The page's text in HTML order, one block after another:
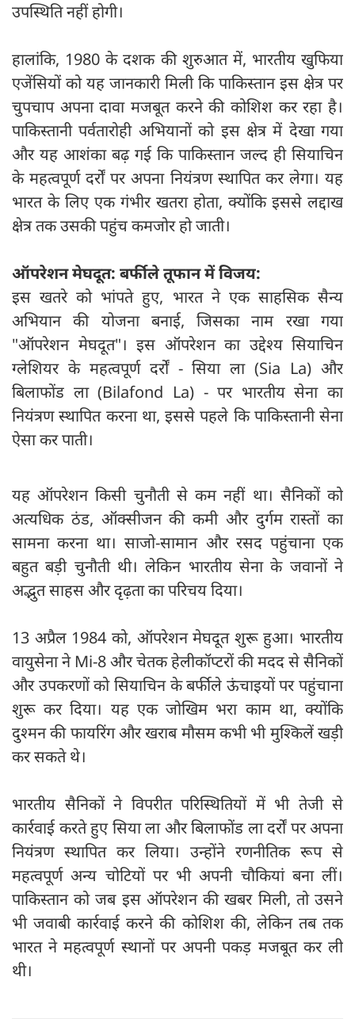
उपस्थिति नहीं होगी।
हालांकि, 1980 के दशक की शुरुआत में, भारतीय खुफिया
एजेंसियों को यह जानकारी मिली कि पाकिस्तान इस क्षेत्र पर
चुपचाप अपना दावा मजबूत करने की कोशिश कर रहा है।
पाकिस्तानी पर्वतारोही अभियानों को इस क्षेत्र में देखा गया
और यह आशंका बढ़ गई कि पाकिस्तान जल्द ही सियाचिन
के महत्वपूर्ण दर्रों पर अपना नियंत्रण स्थापित कर लेगा। यह
भारत के लिए एक गंभीर खतरा होता, क्योंकि इससे लद्दाख
क्षेत्र तक उसकी पहुंच कमजोर हो जाती।
ऑपरेशन मेघदूत: बर्फीले तूफान में विजय:
इस खतरे को भांपते हुए, भारत ने एक साहसिक सैन्य
अभियान की योजना बनाई, जिसका नाम रखा गया
"ऑपरेशन मेघदूत"। इस ऑपरेशन का उद्देश्य सियाचिन
ग्लेशियर के महत्वपूर्ण दर्रों - सिया ला (Sia La) और
बिलाफोंड ला (Bilafond La) - पर भारतीय सेना का
नियंत्रण स्थापित करना था, इससे पहले कि पाकिस्तानी सेना
ऐसा कर पाती।
यह ऑपरेशन किसी चुनौती से कम नहीं था। सैनिकों को
अत्यधिक ठंड, ऑक्सीजन की कमी और दुर्गम रास्तों का
सामना करना था। साजो-सामान और रसद पहुंचाना एक
बहुत बड़ी चुनौती थी। लेकिन भारतीय सेना के जवानों ने
अद्भुत साहस और दृढ़ता का परिचय दिया।
13 अप्रैल 1984 को, ऑपरेशन मेघदूत शुरू हुआ। भारतीय
वायुसेना ने Mi-8 और चेतक हेलीकॉप्टरों की मदद से सैनिकों
और उपकरणों को सियाचिन के बर्फीले ऊंचाइयों पर पहुंचाना
शुरू कर दिया। यह एक जोखिम भरा काम था, क्योंकि
दुश्मन की फायरिंग और खराब मौसम कभी भी मुश्किलें खड़ी
कर सकते थे।
भारतीय सैनिकों ने विपरीत परिस्थितियों में भी तेजी से
कार्रवाई करते हुए सिया ला और बिलाफोंड ला दर्रों पर अपना
नियंत्रण स्थापित कर लिया। उन्होंने रणनीतिक रूप से
महत्वपूर्ण अन्य चोटियों पर भी अपनी चौकियां बना लीं।
पाकिस्तान को जब इस ऑपरेशन की खबर मिली, तो उसने
भी जवाबी कार्रवाई करने की कोशिश की, लेकिन तब तक
भारत ने महत्वपूर्ण स्थानों पर अपनी पकड़ मजबूत कर ली
थी।